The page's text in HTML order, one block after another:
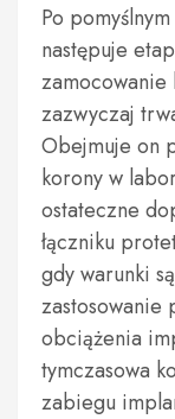
Po
następuje
zamocowanie
zazwyczaj
Obejmuje on
korony w
ostateczne
łączniku
gdy warunki
zastosowanie
obciążenia
tymczasowa
zabiegu